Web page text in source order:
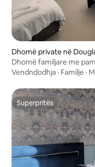
Dhomë private në
Dhomë familjare me
Vendndodhja · Familje ·
Superpritës
Superpritës